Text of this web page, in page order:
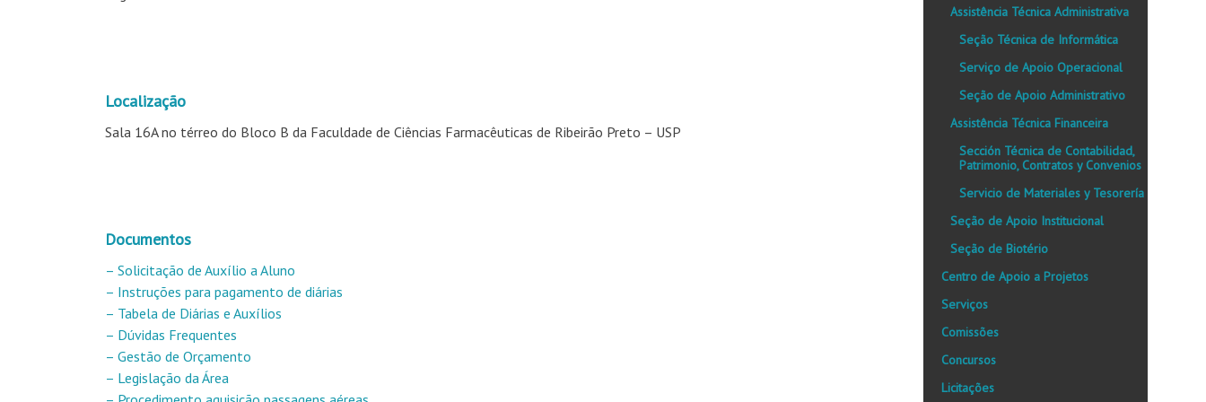
Localização
Sala 16A no térreo do Bloco B da Faculdade de Ciências Farmacêuticas de Ribeirão Preto – USP
Documentos
– Solicitação de Auxílio a Aluno
– Instruções para pagamento de diárias
– Tabela de Diárias e Auxílios
– Dúvidas Frequentes
– Gestão de Orçamento
– Legislação da Área
Assistência Técnica Administrativa
Seção Técnica de Informática
Serviço de Apoio Operacional
Seção de Apoio Administrativo
Assistência Técnica Financeira
Sección Técnica de Contabilidad,
Patrimonio, Contratos y Convenios
Servicio de Materiales y Tesorería
Seção de Apoio Institucional
Seção de Biotério
Centro de Apoio a Projetos
Serviços
Comissões
Concursos
Licitações